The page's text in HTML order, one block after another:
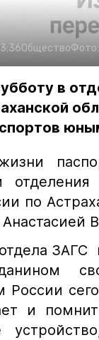
ОбществоФото:
в
по
ЗАГС
России
и